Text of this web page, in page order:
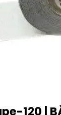
120 |